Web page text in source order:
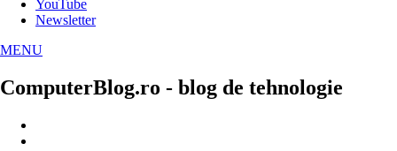
YouTube
Newsletter
MENU
ComputerBlog.ro - blog de tehnologie